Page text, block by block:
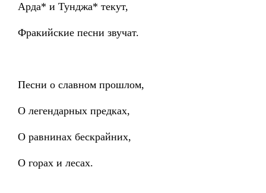
Арда* и Тунджа* текут,
Фракийские песни звучат.
Песни о славном прошлом,
О легендарных предках,
О равнинах бескрайних,
О горах и лесах.